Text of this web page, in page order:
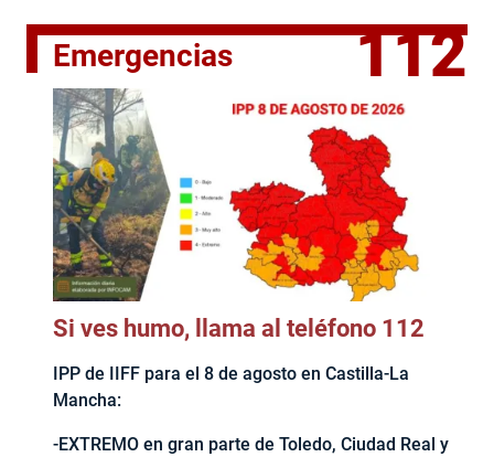
Emergencias 112
Si ves humo, llama al teléfono 112
IPP de IIFF para el 8 de agosto en Castilla-La
Mancha:
-EXTREMO en gran parte de Toledo, Ciudad Real y